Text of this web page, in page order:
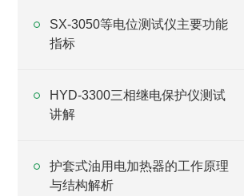
SX-3050等电位测试仪主要功能
指标
HYD-3300三相继电保护仪测试
讲解
护套式油用电加热器的工作原理
与结构解析